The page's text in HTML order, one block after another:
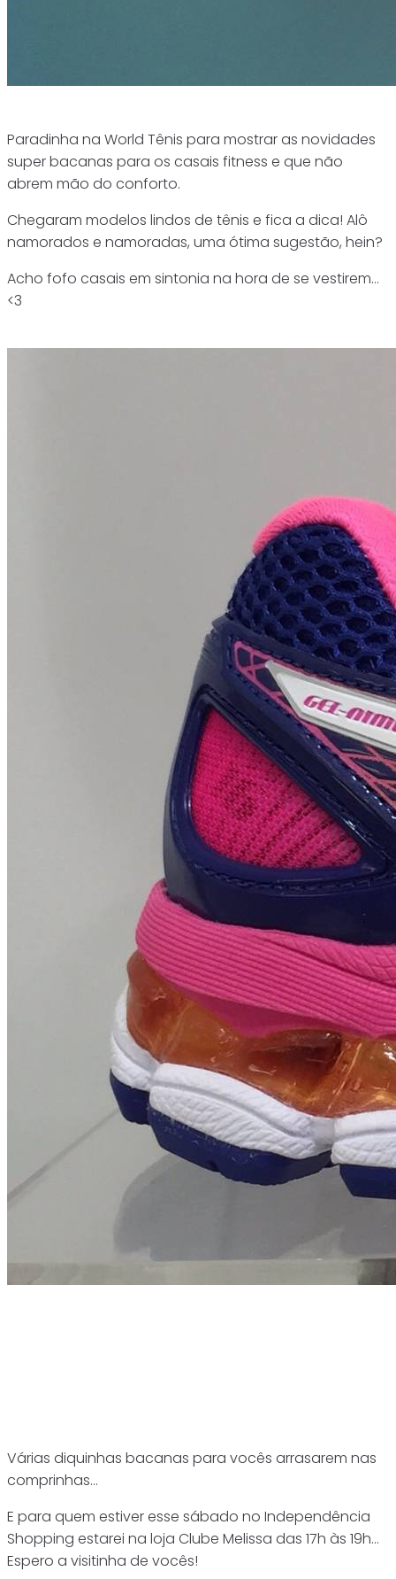
Paradinha na World Tênis para mostrar as novidades
super bacanas para os casais fitness e que não
abrem mão do conforto.
Chegaram modelos lindos de tênis e fica a dica! Alô
namorados e namoradas, uma ótima sugestão, hein?
Acho fofo casais em sintonia na hora de se vestirem…
<3
Várias diquinhas bacanas para vocês arrasarem nas
comprinhas…
E para quem estiver esse sábado no Independência
Shopping estarei na loja Clube Melissa das 17h às 19h…
Espero a visitinha de vocês!